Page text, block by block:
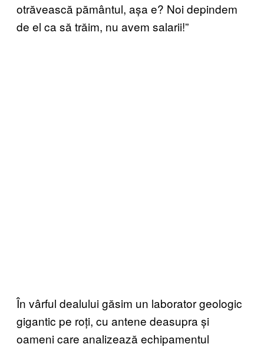
otrăvească pământul, așa e? Noi depindem
de el ca să trăim, nu avem salarii!”
În vârful dealului găsim un laborator geologic
gigantic pe roți, cu antene deasupra și
oameni care analizează echipamentul